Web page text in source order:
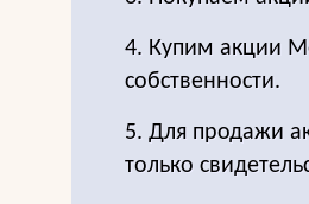
4. Купим акции
собственности.
5. Для продажи
только